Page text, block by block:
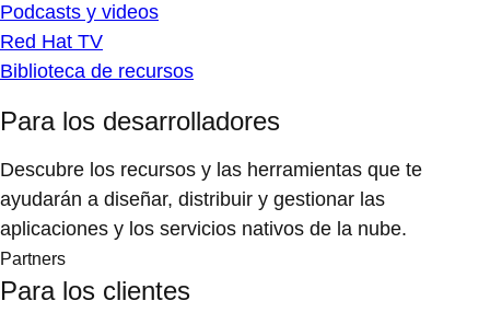
Podcasts y videos
Red Hat TV
Biblioteca de recursos
Para los desarrolladores
Descubre los recursos y las herramientas que te
ayudarán a diseñar, distribuir y gestionar las
aplicaciones y los servicios nativos de la nube.
Partners
Para los clientes